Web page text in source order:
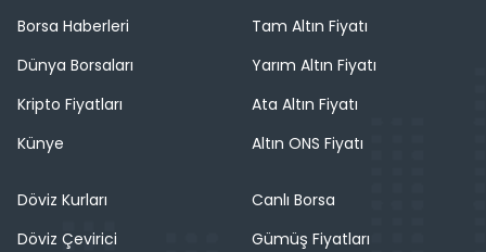
Borsa Haberleri
Dünya Borsaları
Kripto Fiyatları
Künye
Tam Altın Fiyatı
Yarım Altın Fiyatı
Ata Altın Fiyatı
Altın ONS Fiyatı
Döviz Kurları
Döviz Çevirici
Canlı Borsa
Gümüş Fiyatları